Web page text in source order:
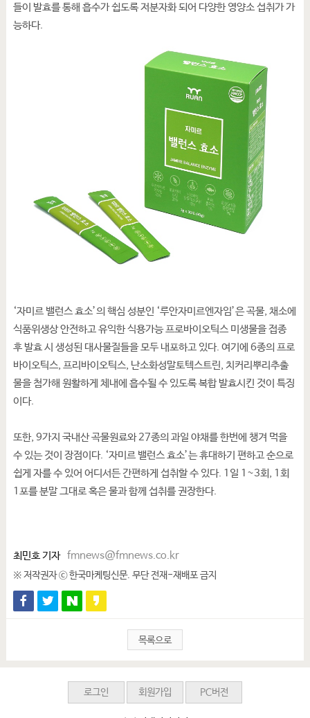
들이 발효를 통해 흡수가 쉽도록 저분자화 되어 다양한 영양소 섭취가 가
능하다.
‘자미르 밸런스 효소’의 핵심 성분인 ‘루안자미르엔자임’은 곡물, 채소에
식품위생상 안전하고 유익한 식용가능 프로바이오틱스 미생물을 접종
후 발효 시 생성된 대사물질들을 모두 내포하고 있다. 여기에 6종의 프로
바이오틱스, 프리바이오틱스, 난소화성말토텍스트린, 치커리뿌리추출
물을 첨가해 원활하게 체내에 흡수될 수 있도록 복합 발효시킨 것이 특징
이다.
또한, 9가지 국내산 곡물원료와 27종의 과일 야채를 한번에 챙겨 먹을
수 있는 것이 장점이다. ‘자미르 밸런스 효소’는 휴대하기 편하고 순으로
쉽게 자를 수 있어 어디서든 간편하게 섭취할 수 있다. 1일 1~3회, 1회
1포를 분말 그대로 혹은 물과 함께 섭취를 권장한다.
최민호 기자 fmnews@fmnews.co.kr
※ 저작권자 ⓒ 한국마케팅신문. 무단 전재-재배포 금지
목록으로
로그인 회원가입 PC버전